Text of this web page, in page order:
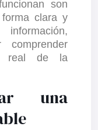
son
clara y
comprender
real de la
una